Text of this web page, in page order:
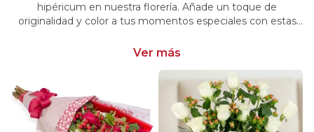
hipéricum en nuestra florería. Añade un toque de
originalidad y color a tus momentos especiales con estas
y dale un toque distintivo y vibrante a tus emociones.
Ver más